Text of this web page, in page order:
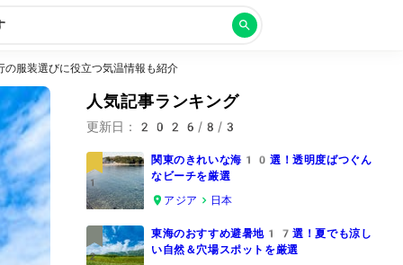
服装選びに役立つ気温情報も紹介
人気記事ランキング
更新日： 2026/8/3
1
関東のきれいな海10選！透明度ばつぐん
なビーチを厳選
アジア
日本
2
東海のおすすめ避暑地17選！夏でも涼し
い自然＆穴場スポットを厳選